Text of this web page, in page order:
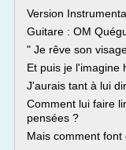
Version
Guitare : OM
" Je rêve son
Et puis je l'imagine
J'aurais tant à lui
Comment lui faire
pensées ?
Mais comment